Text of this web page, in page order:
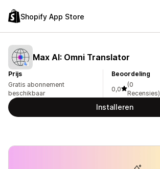
Shopify App Store
Max AI: Omni Translator
Prijs
Gratis abonnement
beschikbaar
Beoordeling
0,0
(0
Recensies)
Installeren